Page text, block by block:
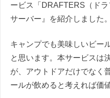
ービス「DRAFTERS（ド
サーバー』を紹介しました。
キャンプでも美味しいビー
と思います。本サービスは
が、アウトドアだけでなく
ールが飲めると考えれば価